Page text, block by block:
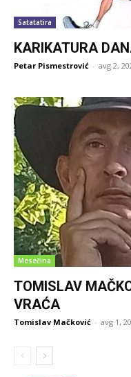
Satatatira
KARIKATURA
Petar Pismestrović - avg 2,
Mesečina
TOMISLAV
VRAĆA
Tomislav Mačković - avg 1,